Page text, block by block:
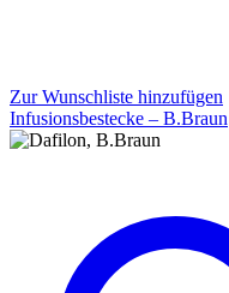
Zur Wunschliste hinzufügen
Infusionsbestecke – B.Braun
Infusionsbestecke